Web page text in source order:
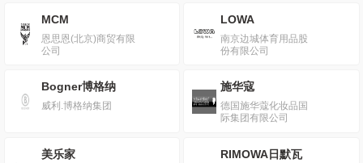
MCM
恩思恩(北京)商贸有限
公司
LOWA
南京边城体育用品股
份有限公司
Bogner博格纳
威利.博格纳集团
施华寇
德国施华蔻化妆品国
际集团有限公司
美乐家 RIMOWA日默瓦